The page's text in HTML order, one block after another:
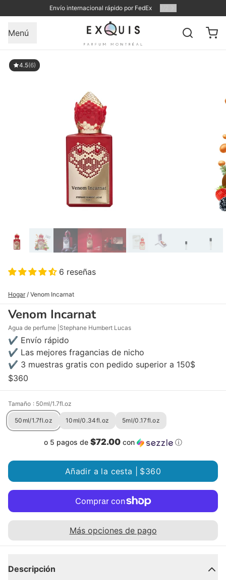
Envío internacional rápido por FedEx
Menú
4.5(6)
6 reseñas
Hogar / Venom Incarnat
Venom Incarnat
Agua de perfume Stephane Humbert Lucas
✔ Envío rápido
✔ Las mejores fragancias de nicho
✔ 3 muestras gratis con pedido superior a 150$
$360
Tamaño : 50ml/1.7fl.oz
50ml/1.7fl.oz 10ml/0.34fl.oz 5ml/0.17fl.oz
o 5 pagos de $72.00 con ⓘ
$360
Más opciones de pago
Descripción